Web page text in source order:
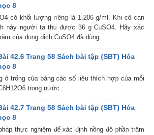
8
có khối lượng riêng là 1,206 g/ml. Khi cô cạn
này người ta thu được 36 g CuSO4. Hãy xác
của dung dịch CuSO4 đã dùng.
42.6 Trang 58 Sách bài tập (SBT) Hóa
8
ô trống của bảng các số liệu thích hợp của mỗi
trong nước :
42.7 Trang 58 Sách bài tập (SBT) Hóa
8
thực nghiệm để xác định nồng độ phần trăm